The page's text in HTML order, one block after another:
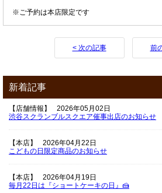
※ご予約は本店限定です
< 次の記事 前
新着記事
【店舗情報】
2026年05月02日
渋谷スクランブルスクエア催事出店のお知らせ
【本店】
2026年04月22日
こどもの日限定商品のお知らせ
【本店】
2026年04月19日
毎月22日は『ショートケーキの日』🍰